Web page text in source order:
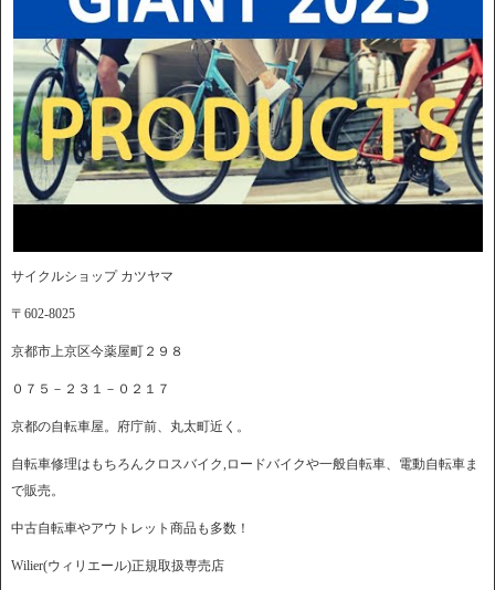
サイクルショップ カツヤマ
〒602-8025
京都市上京区今薬屋町２９８
０７５－２３１－０２１７
京都の自転車屋。府庁前、丸太町近く。
自転車修理はもちろんクロスバイク,ロードバイクや一般自転車、電動自転車ま
で販売。
中古自転車やアウトレット商品も多数！
Wilier(ウィリエール)正規取扱専売店